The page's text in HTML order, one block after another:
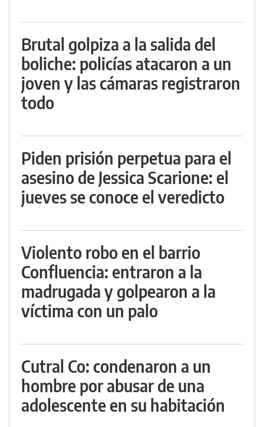
Brutal golpiza a la salida del
boliche: policías atacaron a un
joven y las cámaras registraron
todo
Piden prisión perpetua para el
asesino de Jessica Scarione: el
jueves se conoce el veredicto
Violento robo en el barrio
Confluencia: entraron a la
madrugada y golpearon a la
víctima con un palo
Cutral Co: condenaron a un
hombre por abusar de una
adolescente en su habitación